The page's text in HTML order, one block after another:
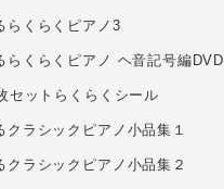
らくらくピアノ3
らくらくピアノ ヘ音記号編DVD
セットらくらくシール
クラシックピアノ小品集１
クラシックピアノ小品集２